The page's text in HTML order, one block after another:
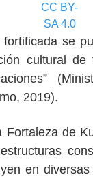
CC BY-
SA 4.0
fortificada se
cultural
2019).
Fortaleza de
en